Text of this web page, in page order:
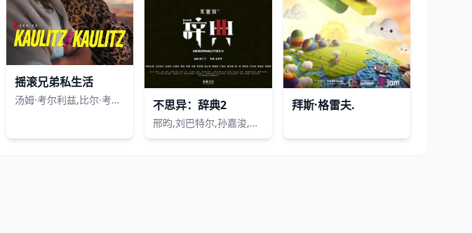
摇滚兄弟私生活
汤姆·考尔利兹,比尔·考尔利兹 不思异：辞典2
邢昀,刘巴特尔,孙嘉浚,郭一扬,李槿,季丹妮,卢勉达,成止微
拜斯·格雷夫.